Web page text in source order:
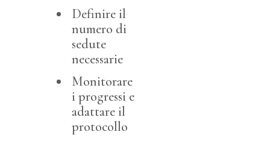
Definire il
numero di
sedute
necessarie
Monitorare
i progressi e
adattare il
protocollo